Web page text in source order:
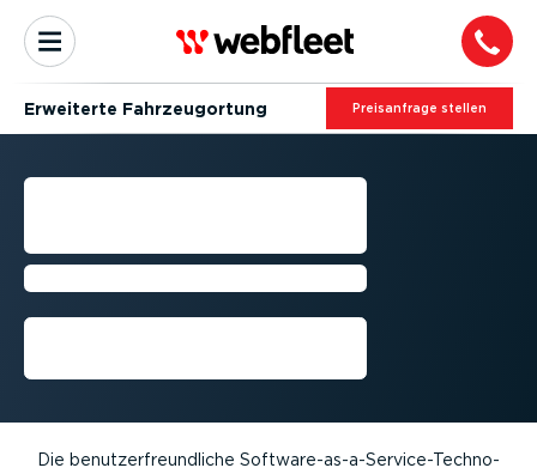
Erweiterte Fahrzeu­g­ortung Preis­an­frage stellen
ERWEITERTE
Webfleet + LINK 640
Die benut­zer­freund­liche Software-as-a-­Ser­vice­-­Tech­no­